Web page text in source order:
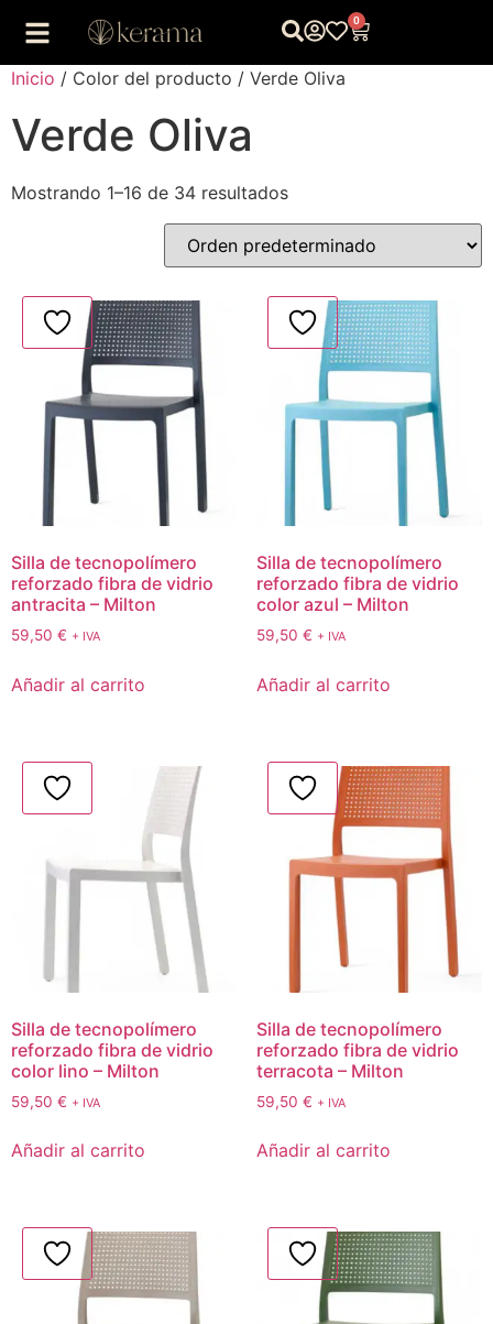
0
Inicio / Color del producto / Verde Oliva
Verde Oliva
Mostrando 1–16 de 34 resultados
Silla de tecnopolímero
reforzado fibra de vidrio
antracita – Milton
59,50 € + IVA
Añadir al carrito
Silla de tecnopolímero
reforzado fibra de vidrio
color azul – Milton
59,50 € + IVA
Añadir al carrito
Silla de tecnopolímero
reforzado fibra de vidrio
color lino – Milton
59,50 € + IVA
Añadir al carrito
Silla de tecnopolímero
reforzado fibra de vidrio
terracota – Milton
59,50 € + IVA
Añadir al carrito